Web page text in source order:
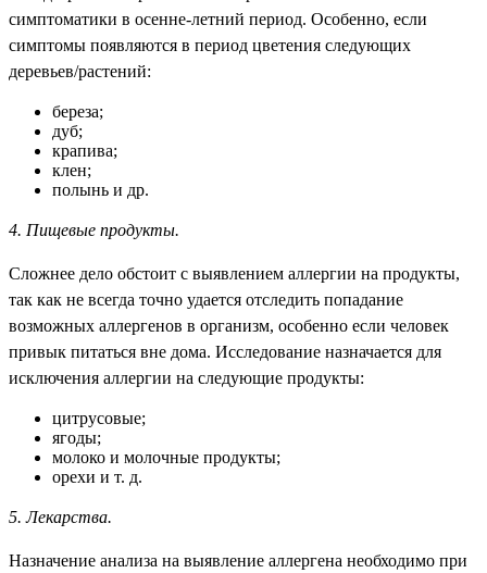
симптоматики в осенне-летний период. Особенно, если
симптомы появляются в период цветения следующих
деревьев/растений:
береза;
дуб;
крапива;
клен;
полынь и др.
4. Пищевые продукты.
Сложнее дело обстоит с выявлением аллергии на продукты,
так как не всегда точно удается отследить попадание
возможных аллергенов в организм, особенно если человек
привык питаться вне дома. Исследование назначается для
исключения аллергии на следующие продукты:
цитрусовые;
ягоды;
молоко и молочные продукты;
орехи и т. д.
5. Лекарства.
Назначение анализа на выявление аллергена необходимо при